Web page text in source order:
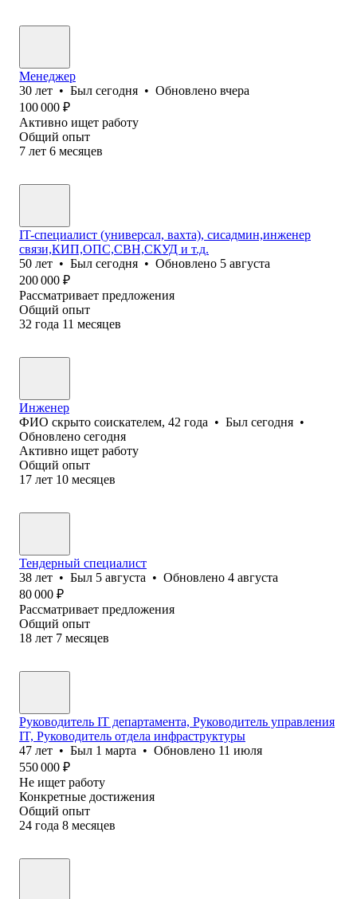
Менеджер
30 лет • Был сегодня • Обновлено вчера
100 000 ₽
Активно ищет работу
Общий опыт
7 лет 6 месяцев
IT-специалист (универсал, вахта), сисадмин,инженер
связи,КИП,ОПС,СВН,СКУД и т.д.
50 лет • Был сегодня • Обновлено 5 августа
200 000 ₽
Рассматривает предложения
Общий опыт
32 года 11 месяцев
Инженер
ФИО скрыто соискателем, 42 года • Был сегодня •
Обновлено сегодня
Активно ищет работу
Общий опыт
17 лет 10 месяцев
Тендерный специалист
38 лет • Был 5 августа • Обновлено 4 августа
80 000 ₽
Рассматривает предложения
Общий опыт
18 лет 7 месяцев
Руководитель IT департамента, Руководитель управления
IT, Руководитель отдела инфраструктуры
47 лет • Был 1 марта • Обновлено 11 июля
550 000 ₽
Не ищет работу
Конкретные достижения
Общий опыт
24 года 8 месяцев